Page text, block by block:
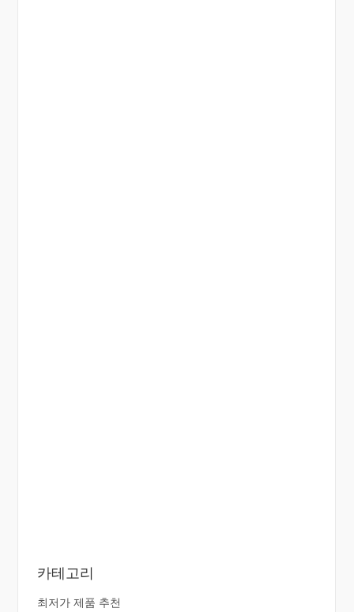
카테고리
최저가 제품 추천